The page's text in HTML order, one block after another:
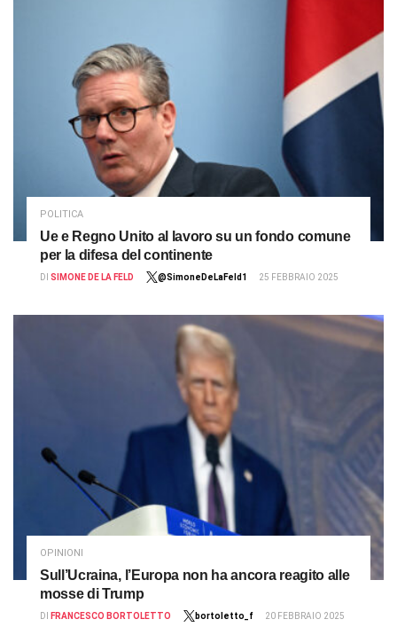
POLITICA
Ue e Regno Unito al lavoro su un fondo comune
per la difesa del continente
DI SIMONE DE LA FELD @SimoneDeLaFeld1 25 FEBBRAIO 2025
OPINIONI
Sull’Ucraina, l’Europa non ha ancora reagito alle
mosse di Trump
DI FRANCESCO BORTOLETTO bortoletto_f 20 FEBBRAIO 2025